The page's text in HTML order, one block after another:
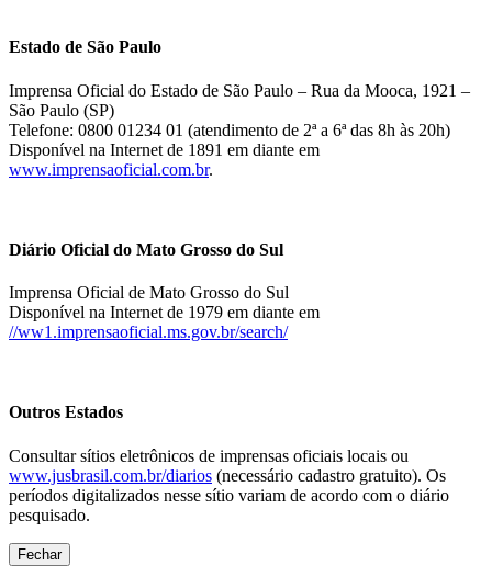
Estado de São Paulo
Imprensa Oficial do Estado de São Paulo – Rua da Mooca, 1921 –
São Paulo (SP)
Telefone: 0800 01234 01 (atendimento de 2ª a 6ª das 8h às 20h)
Disponível na Internet de 1891 em diante em
www.imprensaoficial.com.br.
Diário Oficial do Mato Grosso do Sul
Imprensa Oficial de Mato Grosso do Sul
Disponível na Internet de 1979 em diante em
//ww1.imprensaoficial.ms.gov.br/search/
Outros Estados
Consultar sítios eletrônicos de imprensas oficiais locais ou
www.jusbrasil.com.br/diarios (necessário cadastro gratuito). Os
períodos digitalizados nesse sítio variam de acordo com o diário
pesquisado.
Fechar